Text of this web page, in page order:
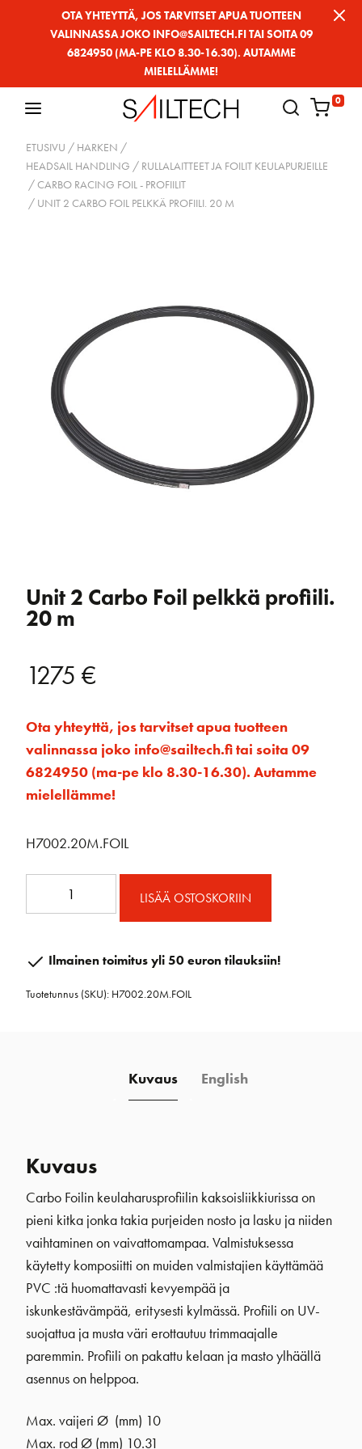
OTA YHTEYTTÄ, JOS TARVITSET APUA TUOTTEEN
VALINNASSA JOKO INFO@SAILTECH.FI TAI SOITA 09
6824950 (MA-PE KLO 8.30-16.30). AUTAMME
MIELELLÄMME!
0
ETUSIVU / HARKEN /
HEADSAIL HANDLING / RULLALAITTEET JA FOILIT KEULAPURJEILLE
/CARBO RACING FOIL - PROFIILIT
/ UNIT 2 CARBO FOIL PELKKÄ PROFIILI. 20 M
Unit 2 Carbo Foil pelkkä profiili.
20 m
1275 €
Ota yhteyttä, jos tarvitset apua tuotteen
valinnassa joko info@sailtech.fi tai soita 09
6824950 (ma-pe klo 8.30-16.30). Autamme
mielellämme!
H7002.20M.FOIL
Foil
profiili.
LISÄÄ OSTOSKORIIN
Ilmainen toimitus yli 50 euron tilauksiin!
Tuotetunnus (SKU): H7002.20M.FOIL
Kuvaus English
Kuvaus
Carbo Foilin keulaharusprofiilin kaksoisliikkiurissa on
pieni kitka jonka takia purjeiden nosto ja lasku ja niiden
vaihtaminen on vaivattomampaa. Valmistuksessa
käytetty komposiitti on muiden valmistajien käyttämää
PVC :tä huomattavasti kevyempää ja
iskunkestävämpää, eritysesti kylmässä. Profiili on UV-
suojattua ja musta väri erottautuu trimmaajalle
paremmin. Profiili on pakattu kelaan ja masto ylhäällä
asennus on helppoa.
Max. vaijeri Ø (mm) 10
Max. rod Ø (mm) 10.31